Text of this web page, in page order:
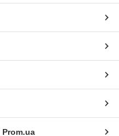
Prom.ua